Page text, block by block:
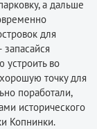
а дальше
для
во
точку для
поработали,
исторического
Копнинки.